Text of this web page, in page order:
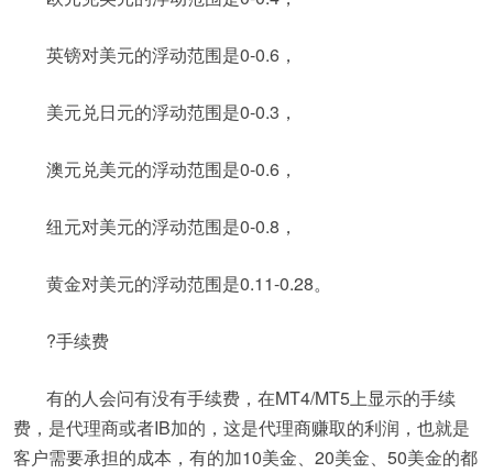
英镑对美元的浮动范围是0-0.6，
美元兑日元的浮动范围是0-0.3，
澳元兑美元的浮动范围是0-0.6，
纽元对美元的浮动范围是0-0.8，
黄金对美元的浮动范围是0.11-0.28。
?手续费
有的人会问有没有手续费，在MT4/MT5上显示的手续
费，是代理商或者IB加的，这是代理商赚取的利润，也就是
客户需要承担的成本，有的加10美金、20美金、50美金的都